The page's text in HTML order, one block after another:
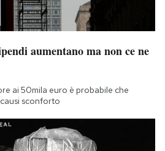
aumentano ma non ce ne
ai 50mila euro è probabile che
sconforto